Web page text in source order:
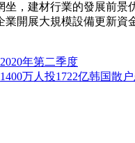
坐，建材行業的發展前景
業開展大規模設備更新資
2020年第二季度
1400万人投1722亿韩国散